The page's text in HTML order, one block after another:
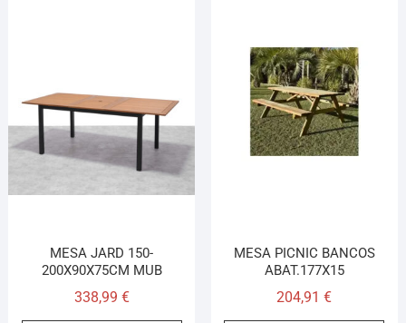
MESA JARD 150-
200X90X75CM MUB
338,99 €
MESA PICNIC BANCOS
ABAT.177X15
204,91€
¡Hola! Soy el asesor virtual de Ferretería El Arroyo.
Cuéntame qué necesitas y te ayudo a encontrarlo,
aunque no sepas el nombre exacto